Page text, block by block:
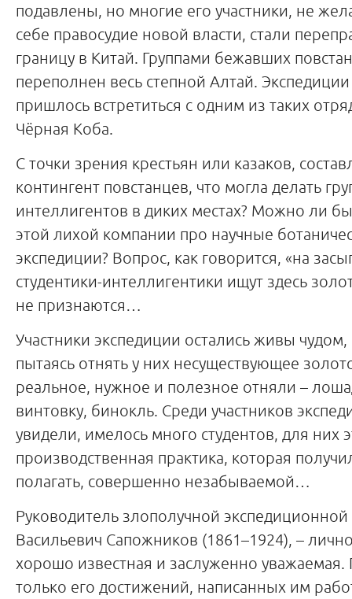
подавлены, но многие его участники, не
себе правосудие новой власти, стали
границу в Китай. Группами бежавших
переполнен весь степной Алтай.
пришлось встретиться с одним из таких
Чёрная Коба.
С точки зрения крестьян или казаков,
контингент повстанцев, что могла делать
интеллигентов в диких местах? Можно ли
этой лихой компании про научные
экспедиции? Вопрос, как говорится, «на
студентики-интеллигентики ищут здесь
не признаются…
Участники экспедиции остались живы
пытаясь отнять у них несуществующее
реальное, нужное и полезное отняли –
винтовку, бинокль. Среди участников
увидели, имелось много студентов, для них
производственная практика, которая
полагать, совершенно незабываемой…
Руководитель злополучной
Васильевич Сапожников (1861–1924), –
хорошо известная и заслуженно
только его достижений, написанных им